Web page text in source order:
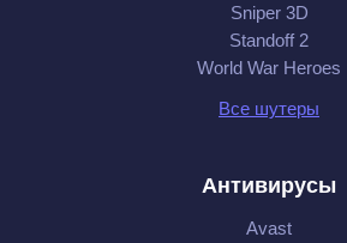
Sniper 3D
Standoff 2
World War Heroes
Все шутеры
Антивирусы
Avast